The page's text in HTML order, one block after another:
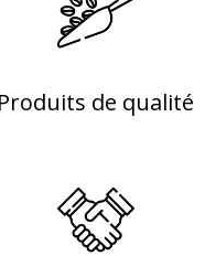
Produits de qualité